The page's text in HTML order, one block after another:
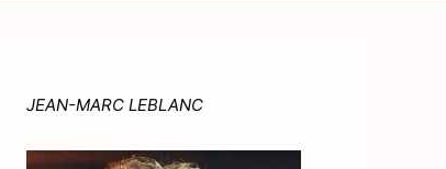
JEAN-MARC LEBLANC